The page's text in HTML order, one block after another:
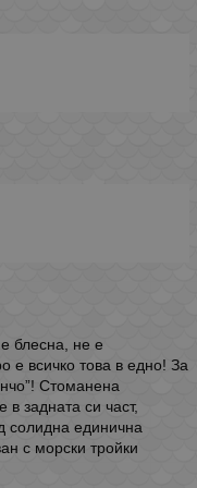
блесна, не е
е всичко това в едно! За
Стоманена
задната си част,
солидна единична
с морски тройки